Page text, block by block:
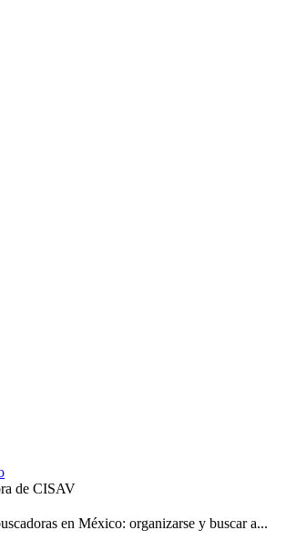
de CISAV
en México: organizarse y buscar a...